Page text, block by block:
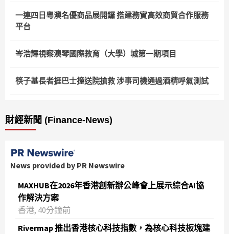
一連四日粵澳名優商品展開鑼 搭建務實高效商貿合作服務
平台
岑浩輝視察澳琴國際教育（大學）城第一期項目
筷子基長者捱巴士撞送院搶救 涉事司機通過酒精呼氣測試
財經新聞 (Finance-News)
News provided by PR Newswire
MAXHUB在2026年香港創新辦公峰會上展示綜合AI協
作解決方案
香港, 40分鐘前
Rivermap 推出香港核心科技指數，為核心科技板塊建